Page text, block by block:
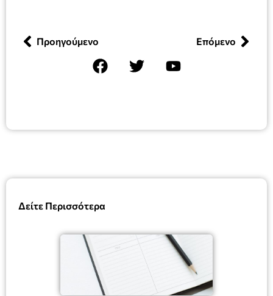
Δείτε Περισσότερα
Προηγούμενο Επόμενο